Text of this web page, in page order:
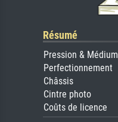
Résumé
Pression & Médium
Perfectionnement
Châssis
Cintre photo
Coûts de licence